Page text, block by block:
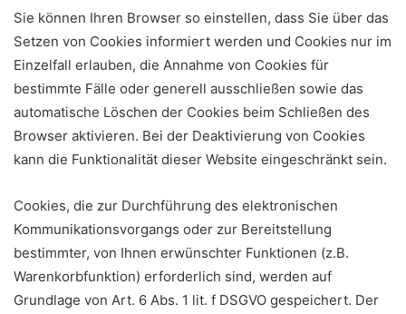
Sie können Ihren Browser so einstellen, dass Sie über das
Setzen von Cookies informiert werden und Cookies nur im
Einzelfall erlauben, die Annahme von Cookies für
bestimmte Fälle oder generell ausschließen sowie das
automatische Löschen der Cookies beim Schließen des
Browser aktivieren. Bei der Deaktivierung von Cookies
kann die Funktionalität dieser Website eingeschränkt sein.
Cookies, die zur Durchführung des elektronischen
Kommunikationsvorgangs oder zur Bereitstellung
bestimmter, von Ihnen erwünschter Funktionen (z.B.
Warenkorbfunktion) erforderlich sind, werden auf
Grundlage von Art. 6 Abs. 1 lit. f DSGVO gespeichert. Der